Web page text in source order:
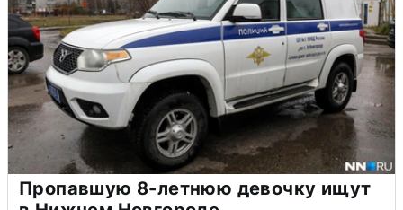
Пропавшую 8-летнюю девочку ищут